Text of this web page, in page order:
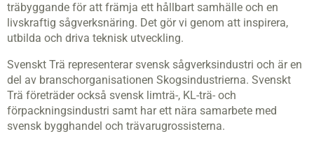
träbyggande för att främja ett hållbart samhälle och en
livskraftig sågverksnäring. Det gör vi genom att inspirera,
utbilda och driva teknisk utveckling.
Svenskt Trä representerar svensk sågverksindustri och är en
del av branschorganisationen Skogsindustrierna. Svenskt
Trä företräder också svensk limträ-, KL-trä- och
förpackningsindustri samt har ett nära samarbete med
svensk bygghandel och trävarugrossisterna.